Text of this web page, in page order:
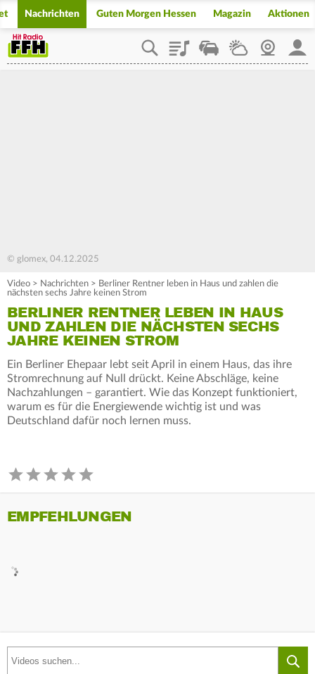
Nachrichten Guten Morgen Hessen Magazin Aktionen
PlaylistStaupilotWetterWebcam
© glomex, 04.12.2025
Video > Nachrichten > Berliner Rentner leben in Haus und zahlen die
nächsten sechs Jahre keinen Strom
BERLINER RENTNER LEBEN IN HAUS
UND ZAHLEN DIE NÄCHSTEN SECHS
JAHRE KEINEN STROM
Ein Berliner Ehepaar lebt seit April in einem Haus, das ihre
Stromrechnung auf Null drückt. Keine Abschläge, keine
Nachzahlungen – garantiert. Wie das Konzept funktioniert,
warum es für die Energiewende wichtig ist und was
Deutschland dafür noch lernen muss.
EMPFEHLUNGEN